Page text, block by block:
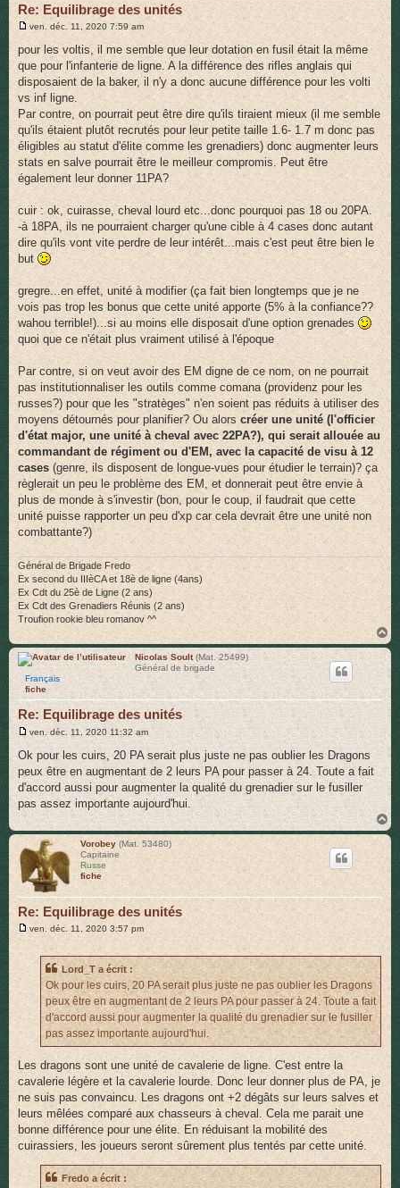
Re: Equilibrage des unités
M
s
a
g
ven. déc. 11, 2020 7:59 am
pour les voltis, il me semble que leur dotation en fusil était la même
que pour l'infanterie de ligne. A la différence des rifles anglais qui
disposaient de la baker, il n'y a donc aucune différence pour les volti
vs inf ligne.
Par contre, on pourrait peut être dire qu'ils tiraient mieux (il me semble
qu'ils étaient plutôt recrutés pour leur petite taille 1.6- 1.7 m donc pas
éligibles au statut d'élite comme les grenadiers) donc augmenter leurs
stats en salve pourrait être le meilleur compromis. Peut être
également leur donner 11PA?
cuir : ok, cuirasse, cheval lourd etc...donc pourquoi pas 18 ou 20PA.
-à 18PA, ils ne pourraient charger qu'une cible à 4 cases donc autant
dire qu'ils vont vite perdre de leur intérêt...mais c'est peut être bien le
but
gregre...en effet, unité à modifier (ça fait bien longtemps que je ne
vois pas trop les bonus que cette unité apporte (5% à la confiance??
wahou terrible!)...si au moins elle disposait d'une option grenades
quoi que ce n'était plus vraiment utilisé à l'époque
Par contre, si on veut avoir des EM digne de ce nom, on ne pourrait
pas institutionnaliser les outils comme comana (providenz pour les
russes?) pour que les "stratèges" n'en soient pas réduits à utiliser des
moyens détournés pour planifier? Ou alors créer une unité (l'officier
d'état major, une unité à cheval avec 22PA?), qui serait allouée au
commandant de régiment ou d'EM, avec la capacité de visu à 12
cases (genre, ils disposent de longue-vues pour étudier le terrain)? ça
règlerait un peu le problème des EM, et donnerait peut être envie à
plus de monde à s'investir (bon, pour le coup, il faudrait que cette
unité puisse rapporter un peu d'xp car cela devrait être une unité non
combattante?)
Général de Brigade Fredo
Ex second du IIIèCA et 18è de ligne (4ans)
Ex Cdt du 25è de Ligne (2 ans)
Ex Cdt des Grenadiers Réunis (2 ans)
Troufion rookie bleu romanov ^^
H
a
u
Nicolas Soult(Mat. 25499)
Général de brigade
Français
fiche
Re: Equilibrage des unités
M
e
s
a
g
ven. déc. 11, 2020 11:32 am
Ok pour les cuirs, 20 PA serait plus juste ne pas oublier les Dragons
peux être en augmentant de 2 leurs PA pour passer à 24. Toute a fait
d'accord aussi pour augmenter la qualité du grenadier sur le fusiller
pas assez importante aujourd'hui.
H
a
u
Vorobey (Mat. 53480)
Capitaine
Russe
fiche
Re: Equilibrage des unités
Mven. déc. 11, 2020 3:57 pm
Lord_T a écrit :
Ok pour les cuirs, 20 PA serait plus juste ne pas oublier les Dragons
peux être en augmentant de 2 leurs PA pour passer à 24. Toute a fait
d'accord aussi pour augmenter la qualité du grenadier sur le fusiller
pas assez importante aujourd'hui.
Les dragons sont une unité de cavalerie de ligne. C'est entre la
cavalerie légère et la cavalerie lourde. Donc leur donner plus de PA, je
ne suis pas convaincu. Les dragons ont +2 dégâts sur leurs salves et
leurs mêlées comparé aux chasseurs à cheval. Cela me parait une
bonne différence pour une élite. En réduisant la mobilité des
cuirassiers, les joueurs seront sûrement plus tentés par cette unité.
Fredo a écrit :